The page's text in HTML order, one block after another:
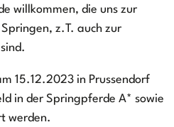
willkommen, die uns zur
z.T. auch zur
15.12.2023 in Prussendorf
in der Springpferde A* sowie
werden.